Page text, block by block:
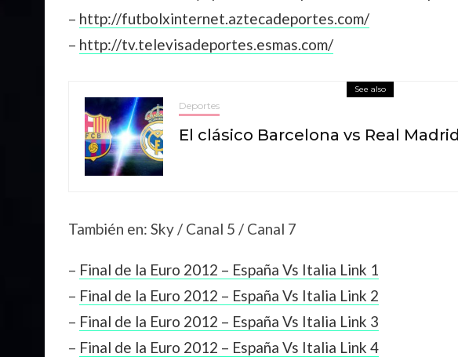
– http://futbolxinternet.aztecadeportes.com/
– http://tv.televisadeportes.esmas.com/
See also
Deportes
El clásico Barcelona vs Real
También en: Sky / Canal 5 / Canal 7
– Final de la Euro 2012 – España Vs Italia Link 1
– Final de la Euro 2012 – España Vs Italia Link 2
– Final de la Euro 2012 – España Vs Italia Link 3
– Final de la Euro 2012 – España Vs Italia Link 4